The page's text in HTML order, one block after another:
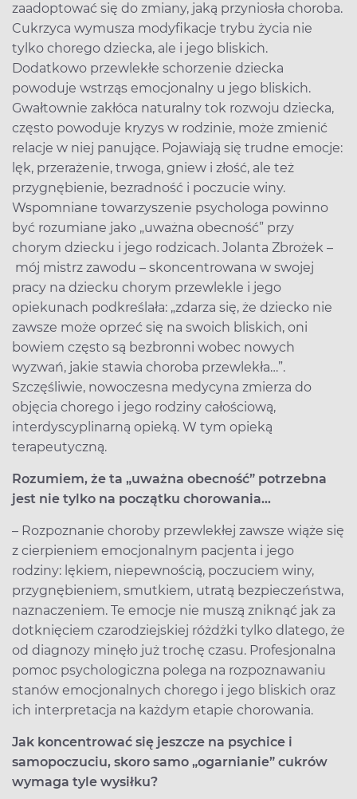
zaadoptować się do zmiany, jaką przyniosła choroba.
Cukrzyca wymusza modyfikacje trybu życia nie
tylko chorego dziecka, ale i jego bliskich.
Dodatkowo przewlekłe schorzenie dziecka
powoduje wstrząs emocjonalny u jego bliskich.
Gwałtownie zakłóca naturalny tok rozwoju dziecka,
często powoduje kryzys w rodzinie, może zmienić
relacje w niej panujące. Pojawiają się trudne emocje:
lęk, przerażenie, trwoga, gniew i złość, ale też
przygnębienie, bezradność i poczucie winy.
Wspomniane towarzyszenie psychologa powinno
być rozumiane jako „uważna obecność” przy
chorym dziecku i jego rodzicach. Jolanta Zbrożek –
mój mistrz zawodu – skoncentrowana w swojej
pracy na dziecku chorym przewlekle i jego
opiekunach podkreślała: „zdarza się, że dziecko nie
zawsze może oprzeć się na swoich bliskich, oni
bowiem często są bezbronni wobec nowych
wyzwań, jakie stawia choroba przewlekła…”.
Szczęśliwie, nowoczesna medycyna zmierza do
objęcia chorego i jego rodziny całościową,
interdyscyplinarną opieką. W tym opieką
terapeutyczną.
Rozumiem, że ta „uważna obecność” potrzebna
jest nie tylko na początku chorowania…
– Rozpoznanie choroby przewlekłej zawsze wiąże się
z cierpieniem emocjonalnym pacjenta i jego
rodziny: lękiem, niepewnością, poczuciem winy,
przygnębieniem, smutkiem, utratą bezpieczeństwa,
naznaczeniem. Te emocje nie muszą zniknąć jak za
dotknięciem czarodziejskiej różdżki tylko dlatego, że
od diagnozy minęło już trochę czasu. Profesjonalna
pomoc psychologiczna polega na rozpoznawaniu
stanów emocjonalnych chorego i jego bliskich oraz
ich interpretacja na każdym etapie chorowania.
Jak koncentrować się jeszcze na psychice i
samopoczuciu, skoro samo „ogarnianie” cukrów
wymaga tyle wysiłku?